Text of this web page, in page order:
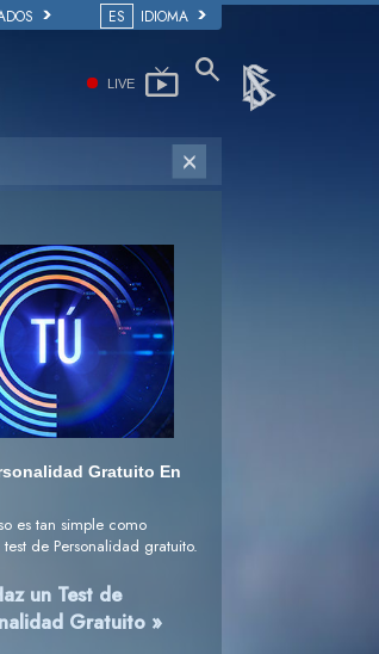
ES IDIOMA
LIVE
Gratuito En
es tan simple como
de Personalidad gratuito.
un Test de
Gratuito »